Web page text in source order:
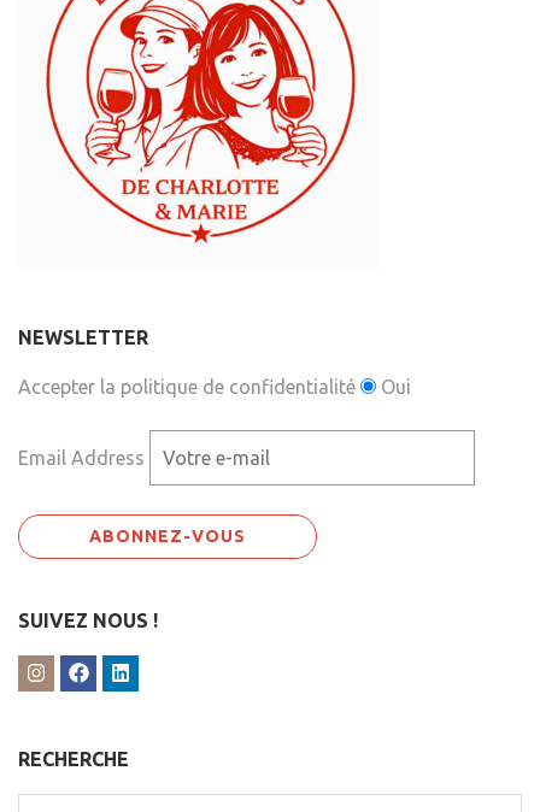
NEWSLETTER
Accepter la politique de confidentialité Oui
Email Address
SUIVEZ NOUS !
RECHERCHE